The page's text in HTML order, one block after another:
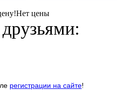
Нет цены
регистрации на сайте!